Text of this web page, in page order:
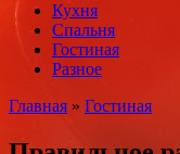
Кухня
Спальня
Гостиная
Разное
Главная » Гостиная